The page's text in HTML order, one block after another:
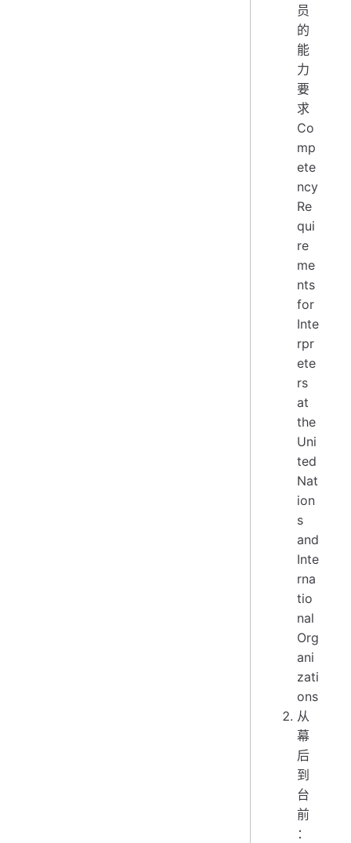
员
的
能
力
要
求
Co
mp
ete
ncy
Re
qui
re
me
nts
for
Inte
rpr
ete
rs
at
the
Uni
ted
Nat
ion
s
and
Inte
rna
tio
nal
Org
ani
zati
ons
从
幕
后
到
台
前
：